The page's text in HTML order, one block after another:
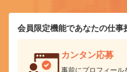
会員限定機能であなたの仕事
カンタン応募
事前にプロフィール